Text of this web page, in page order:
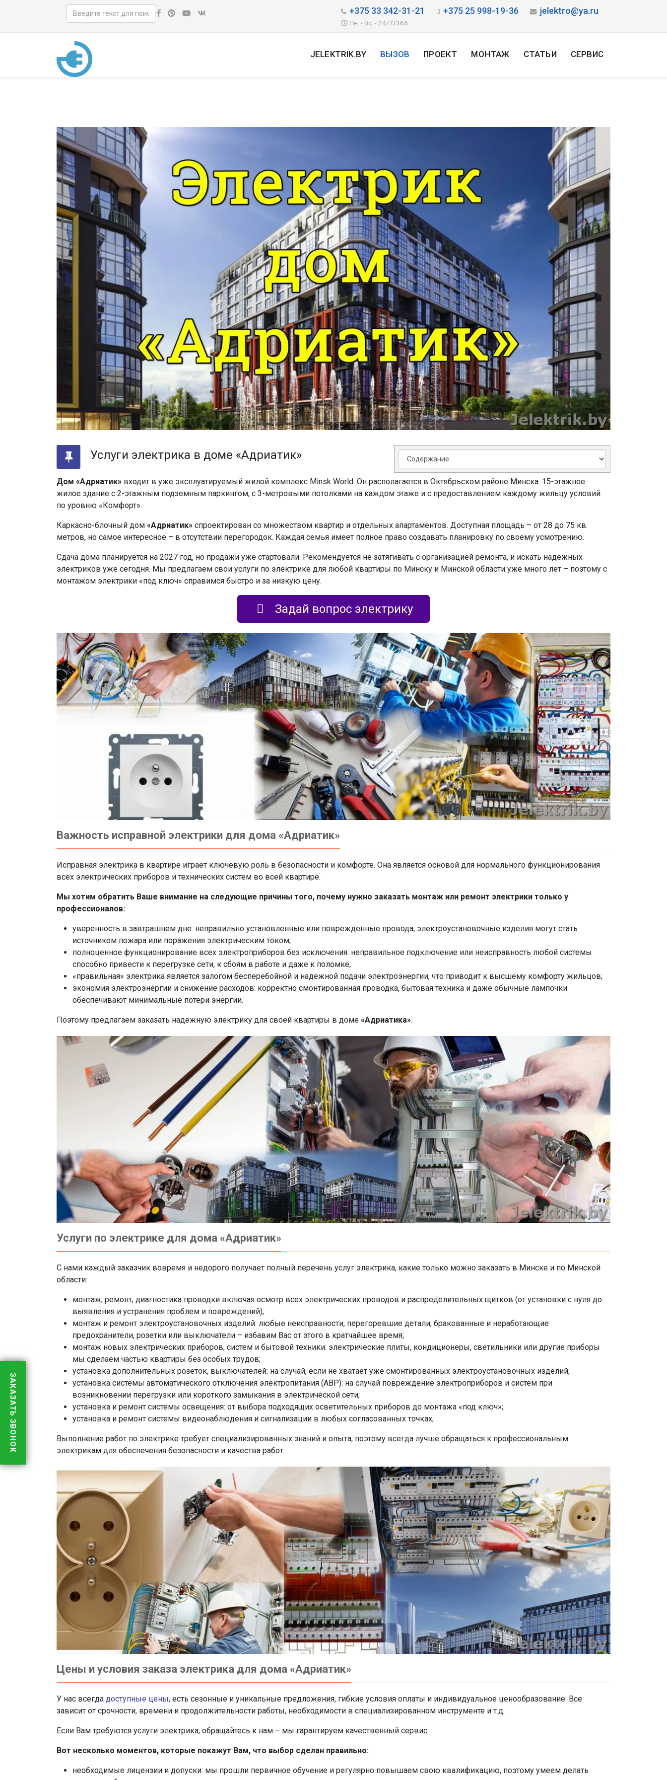
+375 33 342-31-21 +375 25 998-19-36 jelektro@ya.ru
Пн. - Вс. - 24/7/365
JELEKTRIK.BY ВЫЗОВ ПРОЕКТ МОНТАЖ СТАТЬИ СЕРВИС
Услуги электрика в доме «Адриатик»
Дом «Адриатик» входит в уже эксплуатируемый жилой комплекс Minsk World. Он располагается в Октябрьском районе Минска: 15-этажное
жилое здание с 2-этажным подземным паркингом, с 3-метровыми потолками на каждом этаже и с предоставлением каждому жильцу условий
по уровню «Комфорт».
Каркасно-блочный дом «Адриатик» спроектирован со множеством квартир и отдельных апартаментов. Доступная площадь – от 28 до 75 кв.
метров, но самое интересное – в отсутствии перегородок. Каждая семья имеет полное право создавать планировку по своему усмотрению.
Сдача дома планируется на 2027 год, но продажи уже стартовали. Рекомендуется не затягивать с организацией ремонта, и искать надежных
электриков уже сегодня. Мы предлагаем свои услуги по электрике для любой квартиры по Минску и Минской области уже много лет – поэтому с
монтажом электрики «под ключ» справимся быстро и за низкую цену.
Задай вопрос электрику
Важность исправной электрики для дома «Адриатик»
Исправная электрика в квартире играет ключевую роль в безопасности и комфорте. Она является основой для нормального функционирования
всех электрических приборов и технических систем во всей квартире.
Мы хотим обратить Ваше внимание на следующие причины того, почему нужно заказать монтаж или ремонт электрики только у
профессионалов:
уверенность в завтрашнем дне: неправильно установленные или поврежденные провода, электроустановочные изделия могут стать
источником пожара или поражения электрическим током;
полноценное функционирование всех электроприборов без исключения: неправильное подключение или неисправность любой системы
способно привести к перегрузке сети, к сбоям в работе и даже к поломке;
«правильная» электрика является залогом бесперебойной и надежной подачи электроэнергии, что приводит к высшему комфорту жильцов;
экономия электроэнергии и снижение расходов: корректно смонтированная проводка, бытовая техника и даже обычные лампочки
обеспечивают минимальные потери энергии.
Поэтому предлагаем заказать надежную электрику для своей квартиры в доме «Адриатика».
Услуги по электрике для дома «Адриатик»
С нами каждый заказчик вовремя и недорого получает полный перечень услуг электрика, какие только можно заказать в Минске и по Минской
области:
монтаж, ремонт, диагностика проводки включая осмотр всех электрических проводов и распределительных щитков (от установки с нуля до
выявления и устранения проблем и повреждений);
монтаж и ремонт электроустановочных изделий: любые неисправности, перегоревшие детали, бракованные и неработающие
предохранители, розетки или выключатели – избавим Вас от этого в кратчайшее время;
монтаж новых электрических приборов, систем и бытовой техники: электрические плиты, кондиционеры, светильники или другие приборы
мы сделаем частью квартиры без особых трудов;
установка дополнительных розеток, выключателей: на случай, если не хватает уже смонтированных электроустановочных изделий;
установка системы автоматического отключения электропитания (АВР): на случай повреждение электроприборов и систем при
возникновении перегрузки или короткого замыкания в электрической сети;
установка и ремонт системы освещения: от выбора подходящих осветительных приборов до монтажа «под ключ»;
установка и ремонт системы видеонаблюдения и сигнализации в любых согласованных точках;
Выполнение работ по электрике требует специализированных знаний и опыта, поэтому всегда лучше обращаться к профессиональным
электрикам для обеспечения безопасности и качества работ.
Цены и условия заказа электрика для дома «Адриатик»
У нас всегда доступные цены, есть сезонные и уникальные предложения, гибкие условия оплаты и индивидуальное ценообразование. Все
зависит от срочности, времени и продолжительности работы, необходимости в специализированном инструменте и т.д.
Если Вам требуются услуги электрика, обращайтесь к нам – мы гарантируем качественный сервис.
Вот несколько моментов, которые покажут Вам, что выбор сделан правильно:
необходимые лицензии и допуски: мы прошли первичное обучение и регулярно повышаем свою квалификацию, поэтому умеем делать
ЗАКАЗАТЬ ЗВОНОК